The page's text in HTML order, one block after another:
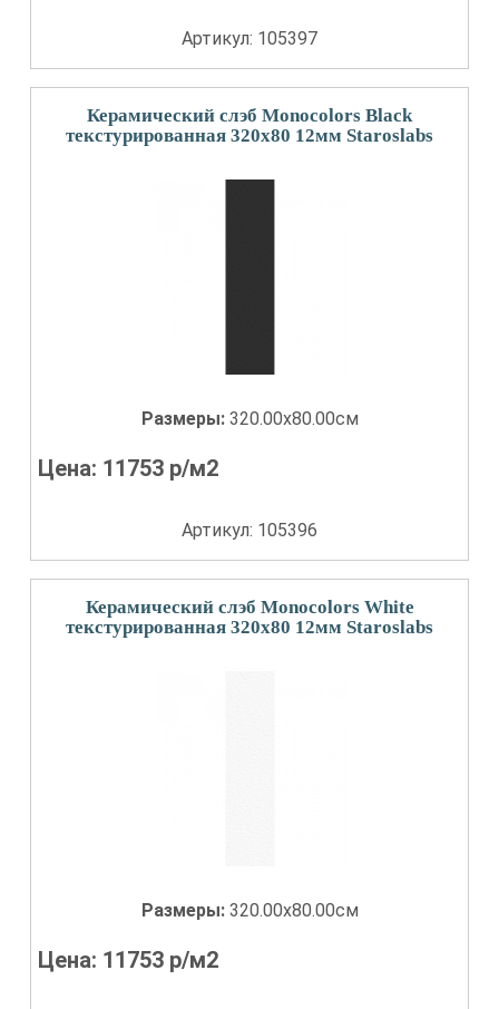
Артикул: 105397
Керамический слэб Monocolors Black
текстурированная 320x80 12мм Staroslabs
Размеры: 320.00x80.00см
Цена: 11753 р/м2
Артикул: 105396
Керамический слэб Monocolors White
текстурированная 320x80 12мм Staroslabs
Размеры: 320.00x80.00см
Цена: 11753 р/м2